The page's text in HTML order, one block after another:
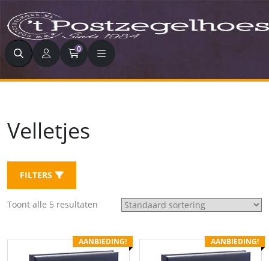
Zoeken 0
Velletjes
FILTERS
Toont alle 5 resultaten
AANBIEDING! AANBIEDING!